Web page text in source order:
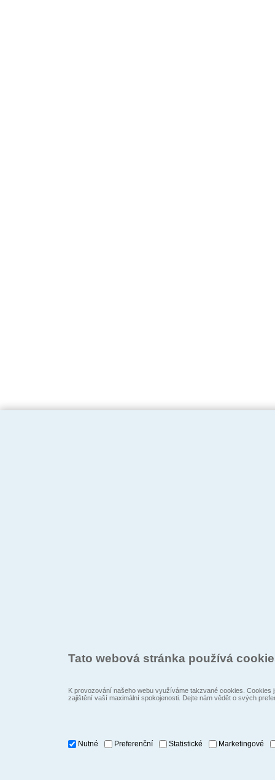
Tato webová stránka používá
K provozování našeho webu využíváme takzvané cookies.
zajištění vaší maximální spokojenosti. Dejte nám vědět o svých
Nutné Preferenční Statistické Marketingové